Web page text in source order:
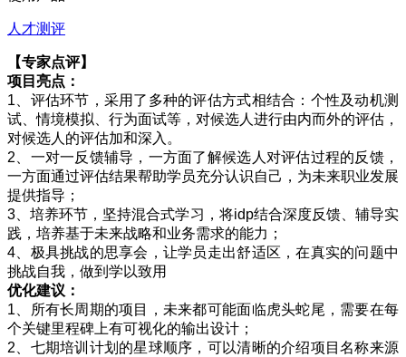
人才测评
【专家点评】
项目亮点：
1 、评估环节，采用了多种的评估方式相结合：个性及动机测
试、情境模拟、行为面试等，对候选人进行由内而外的评估，
对候选人的评估加和深入。
2 、一对一反馈辅导，一方面了解候选人对评估过程的反馈，
一方面通过评估结果帮助学员充分认识自己，为未来职业发展
提供指导；
3 、培养环节，坚持混合式学习，将idp结合深度反馈、辅导实
践，培养基于未来战略和业务需求的能力；
4 、极具挑战的思享会，让学员走出舒适区，在真实的问题中
挑战自我，做到学以致用
优化建议：
1 、所有长周期的项目，未来都可能面临虎头蛇尾，需要在每
个关键里程碑上有可视化的输出设计；
2 、七期培训计划的星球顺序，可以清晰的介绍项目名称来源